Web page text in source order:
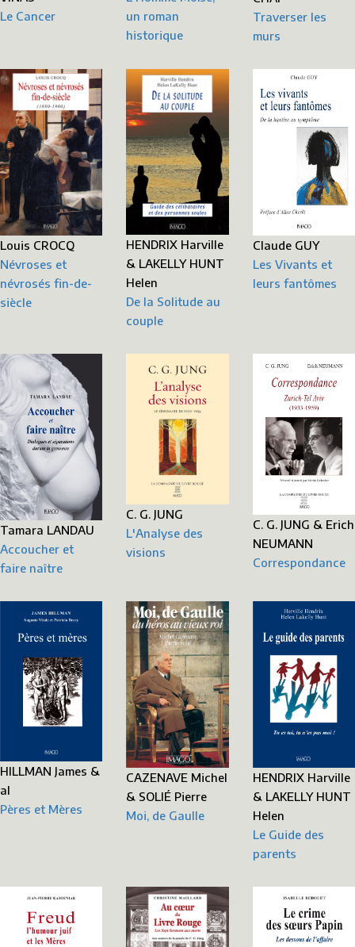
Le Cancer
un roman
historique
Traverser les
murs
Louis CROCQ
Névroses et
névrosés fin-de-
siècle
HENDRIX Harville
& LAKELLY HUNT
Helen
De la Solitude au
couple
Claude GUY
Les Vivants et
leurs fantômes
Tamara LANDAU
Accoucher et
faire naître
C. G. JUNG
L'Analyse des
visions
C. G. JUNG & Erich
NEUMANN
Correspondance
HILLMAN James &
al
Pères et Mères
CAZENAVE Michel
& SOLIÉ Pierre
Moi, de Gaulle
HENDRIX Harville
& LAKELLY HUNT
Helen
Le Guide des
parents